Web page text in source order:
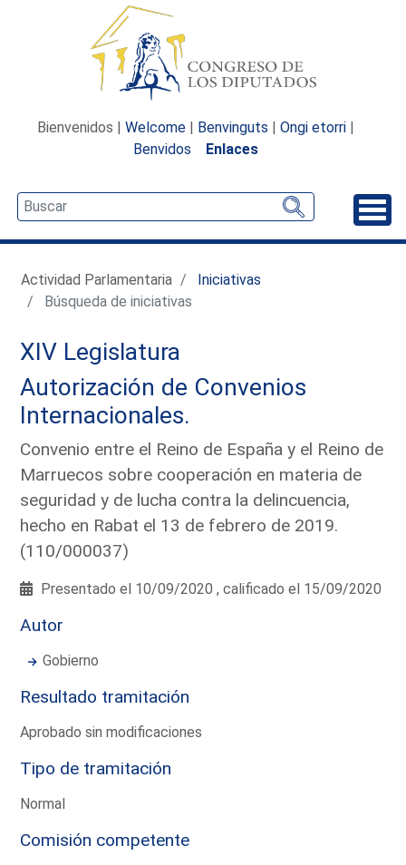
Bienvenidos | Welcome | Benvinguts | Ongi etorri |
Benvidos
Enlaces
Actividad Parlamentaria
Iniciativas
Búsqueda de iniciativas
XIV Legislatura
Autorización de Convenios
Internacionales.
Convenio entre el Reino de España y el Reino de
Marruecos sobre cooperación en materia de
seguridad y de lucha contra la delincuencia,
hecho en Rabat el 13 de febrero de 2019.
(110/000037)
Presentado el 10/09/2020 , calificado el 15/09/2020
Autor
Gobierno
Resultado tramitación
Aprobado sin modificaciones
Tipo de tramitación
Normal
Comisión competente